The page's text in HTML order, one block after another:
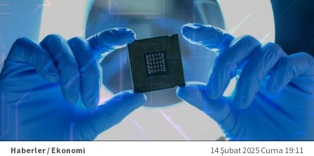
Haberler / Ekonomi 14 Şubat 2025 Cuma 19:11